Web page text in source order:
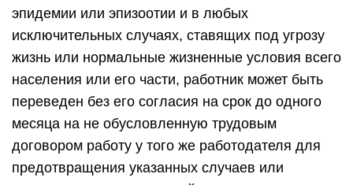
эпидемии или эпизоотии и в любых
исключительных случаях, ставящих под угрозу
жизнь или нормальные жизненные условия всего
населения или его части, работник может быть
переведен без его согласия на срок до одного
месяца на не обусловленную трудовым
договором работу у того же работодателя для
предотвращения указанных случаев или